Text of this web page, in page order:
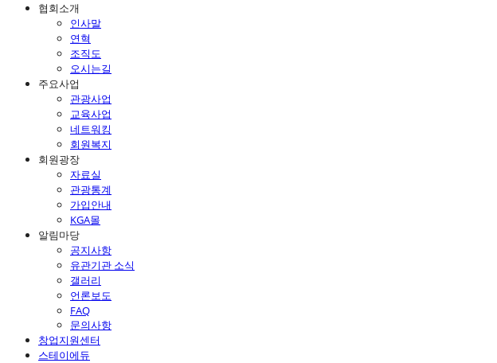
협회소개
인사말
연혁
조직도
오시는길
주요사업
관광사업
교육사업
네트워킹
회원복지
회원광장
자료실
관광통계
가입안내
KGA몰
알림마당
공지사항
유관기관 소식
갤러리
언론보도
FAQ
문의사항
창업지원센터
스테이에듀